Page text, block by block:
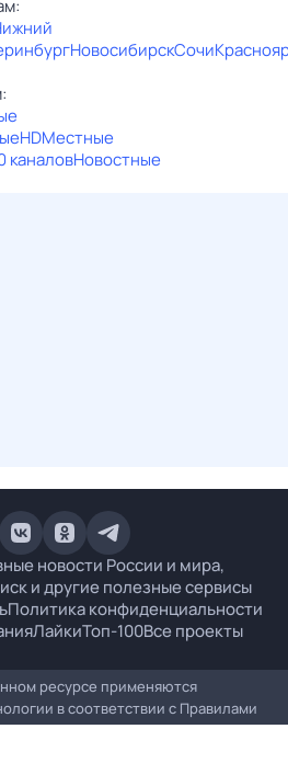
НовосибирскСочи
HDМестные
каналовНовостные
новости России и мира,
и другие полезные сервисы
Политика конфиденциальности
ЛайкиТоп-100Все проекты
ресурсе применяются
в соответствии с Правилами